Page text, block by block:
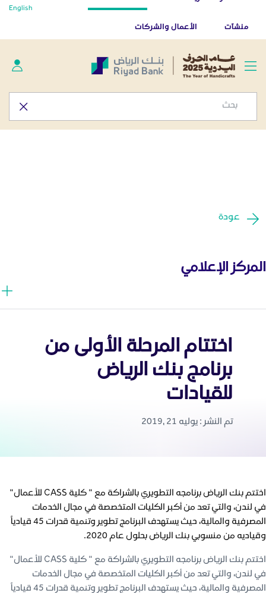
أخبار صحفية - المركز الإعلامي
تطبيق بنك الرياض
منشآت الأعمال والشركات
English
عودة
المركز الإعلامي
اختتام المرحلة الأولى من
برنامج بنك الرياض
للقيادات
تم النشر : يوليه 21 ,2019
اختتم بنك الرياض برنامجه التطويري بالشراكة مع " كلية CASS للأعمال"
في لندن، والتي تعد من أكبر الكليات المتخصصة في مجال الخدمات
المصرفية والمالية، حيث يستهدف البرنامج تطوير وتنمية قدرات 45 قيادياً
وقياديه من منسوبي بنك الرياض بحلول عام 2020.
اختتم بنك الرياض برنامجه التطويري بالشراكة مع " كلية CASS للأعمال"
في لندن، والتي تعد من أكبر الكليات المتخصصة في مجال الخدمات
المصرفية والمالية، حيث يستهدف البرنامج تطوير وتنمية قدرات 45 قيادياً